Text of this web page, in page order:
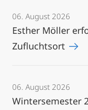
06. August 2026
Esther Möller
Zufluchtsort
06. August 2026
Wintersemester